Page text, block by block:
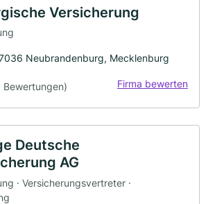
Versicherung
Neubrandenburg, Mecklenburg
Bewertungen) Firma bewerten
Deutsche
AG
· Versicherungsvertreter ·